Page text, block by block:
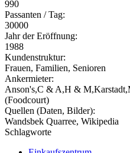
990
Passanten / Tag:
30000
Jahr der Eröffnung:
1988
Kundenstruktur:
Frauen, Familien, Senioren
Ankermieter:
Anson's,C & A,H &
(Foodcourt)
Quellen (Daten, Bilder):
Wandsbek Quarree, Wikipedia
Schlagworte